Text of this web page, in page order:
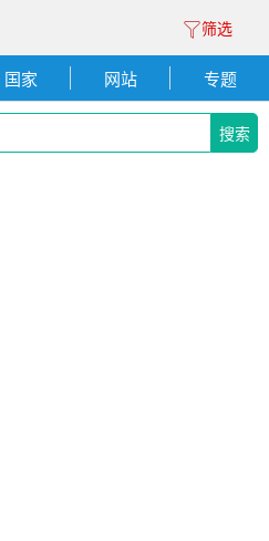
筛选
国家 网站 专题
搜索